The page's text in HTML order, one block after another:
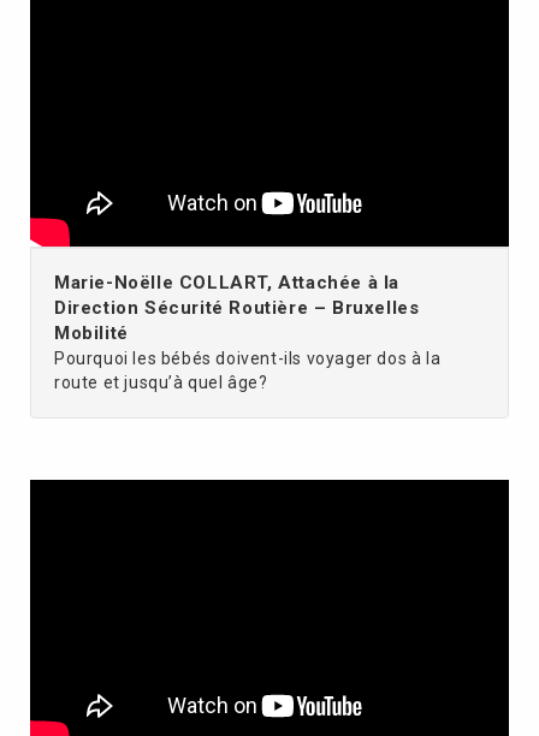
Marie-Noëlle COLLART, Attachée à la
Direction Sécurité Routière – Bruxelles
Mobilité
Pourquoi les bébés doivent-ils voyager dos à la
route et jusqu’à quel âge?